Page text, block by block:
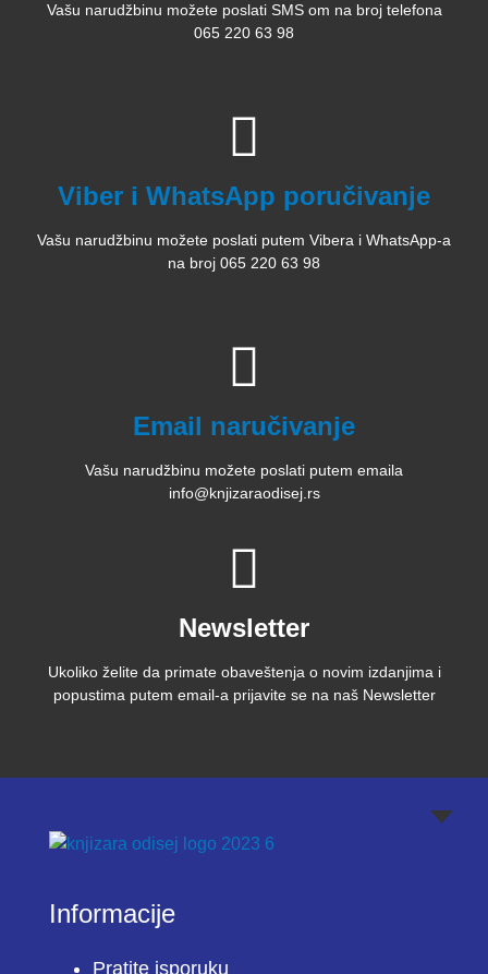
Vašu narudžbinu možete poslati SMS om na broj telefona
065 220 63 98
Viber i WhatsApp poručivanje
Vašu narudžbinu možete poslati putem Vibera i WhatsApp-a
na broj 065 220 63 98
Email naručivanje
Vašu narudžbinu možete poslati putem emaila
info@knjizaraodisej.rs
Newsletter
Ukoliko želite da primate obaveštenja o novim izdanjima i
popustima putem email-a prijavite se na naš Newsletter
Informacije
Pratite isporuku